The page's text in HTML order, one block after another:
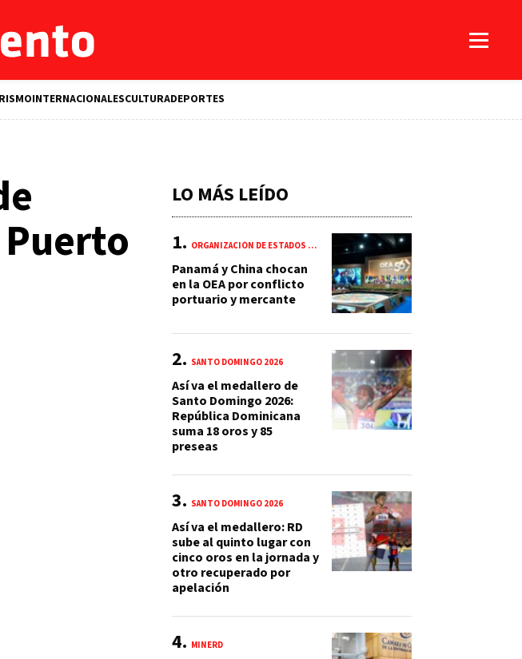
INTERNACIONALESCULTURADEPORTES
LO MÁS LEÍDO
ORGANIZACIÓN DE ESTADOS AMERICANOS (OEA)
Panamá y China chocan
en la OEA por conflicto
portuario y mercante
SANTO DOMINGO 2026
Así va el medallero de
Santo Domingo 2026:
República Dominicana
suma 18 oros y 85
preseas
SANTO DOMINGO 2026
Así va el medallero: RD
sube al quinto lugar con
cinco oros en la jornada y
otro recuperado por
apelación
MINERD